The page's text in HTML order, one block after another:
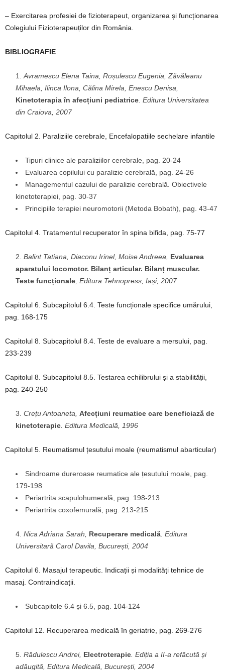
– Exercitarea profesiei de fizioterapeut, organizarea și funcționarea
Colegiului Fizioterapeuților din România.
BIBLIOGRAFIE
Avramescu Elena Taina, Roșulescu Eugenia, Zăvăleanu
Mihaela, Ilinca Ilona, Călina Mirela, Enescu Denisa,
Kinetoterapia în afecțiuni pediatrice . Editura Universitatea
din Craiova, 2007
Capitolul 2. Paraliziile cerebrale, Encefalopatiile sechelare infantile
Tipuri clinice ale paraliziilor cerebrale, pag. 20-24
Evaluarea copilului cu paralizie cerebrală, pag. 24-26
Managementul cazului de paralizie cerebrală. Obiectivele
kinetoterapiei, pag. 30-37
Principiile terapiei neuromotorii (Metoda Bobath), pag. 43-47
Capitolul 4. Tratamentul recuperator în spina bifida, pag. 75-77
Balint Tatiana, Diaconu Irinel, Moise Andreea, Evaluarea
aparatului locomotor. Bilanț articular. Bilanț muscular.
Teste funcționale , Editura Tehnopress, Iași, 2007
Capitolul 6. Subcapitolul 6.4. Teste funcționale specifice umărului,
pag. 168-175
Capitolul 8. Subcapitolul 8.4. Teste de evaluare a mersului, pag.
233-239
Capitolul 8. Subcapitolul 8.5. Testarea echilibrului și a stabilității,
pag. 240-250
Crețu Antoaneta, Afecțiuni reumatice care beneficiază de
kinetoterapie . Editura Medicală, 1996
Capitolul 5. Reumatismul țesutului moale (reumatismul abarticular)
Sindroame dureroase reumatice ale țesutului moale, pag.
179-198
Periartrita scapulohumerală, pag. 198-213
Periartrita coxofemurală, pag. 213-215
Nica Adriana Sarah, Recuperare medicală . Editura
Universitară Carol Davila, București, 2004
Capitolul 6. Masajul terapeutic. Indicații și modalități tehnice de
masaj. Contraindicații.
Subcapitole 6.4 și 6.5, pag. 104-124
Capitolul 12. Recuperarea medicală în geriatrie, pag. 269-276
Rădulescu Andrei, Electroterapie . Ediția a II-a refăcută și
adăugită, Editura Medicală, București, 2004